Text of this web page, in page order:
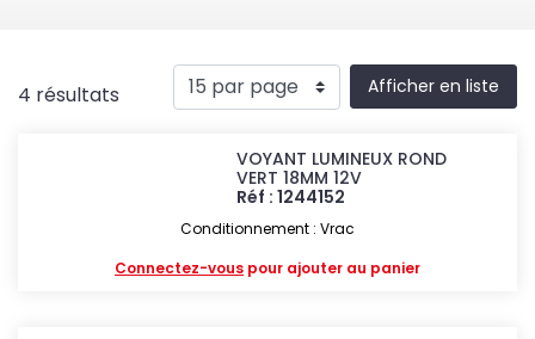
4 résultats Afficher en liste
VOYANT LUMINEUX ROND
VERT 18MM 12V
Réf : 1244152
Conditionnement : Vrac
Connectez-vous pour ajouter au panier